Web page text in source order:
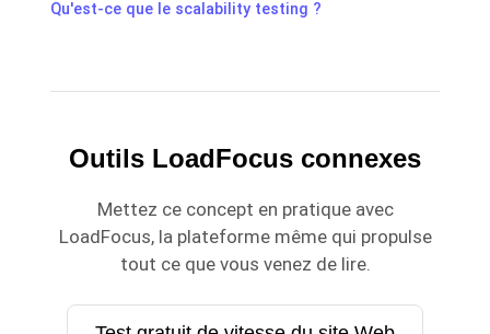
Qu'est-ce que le scalability testing ?
Outils LoadFocus connexes
Mettez ce concept en pratique avec
LoadFocus, la plateforme même qui propulse
tout ce que vous venez de lire.